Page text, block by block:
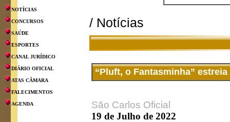
NOTÍCIAS
CONCURSOS
SAÚDE
ESPORTES
CANAL JURÍDICO
DIÁRIO OFICIAL
ATAS CÂMARA
FALECIMENTOS
AGENDA
/ Notícias
“Pluft, o Fantasminha”
São Carlos Oficial
19 de Julho de 2022